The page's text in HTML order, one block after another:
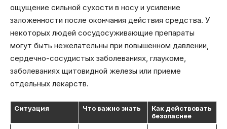
ощущение сильной сухости в носу и усиление
заложенности после окончания действия средства. У
некоторых людей сосудосуживающие препараты
могут быть нежелательны при повышенном давлении,
сердечно-сосудистых заболеваниях, глаукоме,
заболеваниях щитовидной железы или приеме
отдельных лекарств.
Ситуация Что важно знать
Как действовать
безопаснее